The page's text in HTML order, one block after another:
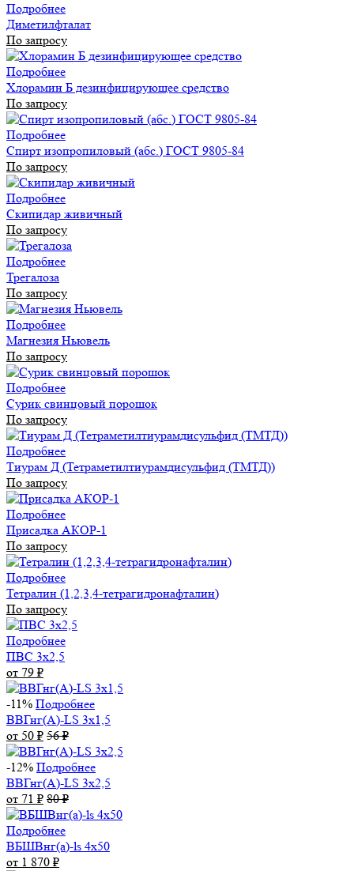
Подробнее
Диметилфталат
По запросу
Подробнее
Хлорамин Б дезинфицирующее средство
По запросу
Подробнее
Спирт изопропиловый (абс.) ГОСТ 9805-84
По запросу
Подробнее
Скипидар живичный
По запросу
Подробнее
Трегалоза
По запросу
Подробнее
Магнезия Ньювель
По запросу
Подробнее
Сурик свинцовый порошок
По запросу
Подробнее
Тиурам Д (Тетраметилтиурамдисульфид (ТМТД))
По запросу
Подробнее
Присадка АКОР-1
По запросу
Подробнее
Тетралин (1,2,3,4-тетрагидронафталин)
По запросу
Подробнее
ПВС 3х2,5
от 79 ₽
-11% Подробнее
ВВГнг(А)-LS 3х1,5
от 50 ₽ 56₽
-12% Подробнее
ВВГнг(А)-LS 3х2,5
от 71 ₽ 80₽
Подробнее
ВБШВнг(а)-ls 4x50
от 1 870 ₽